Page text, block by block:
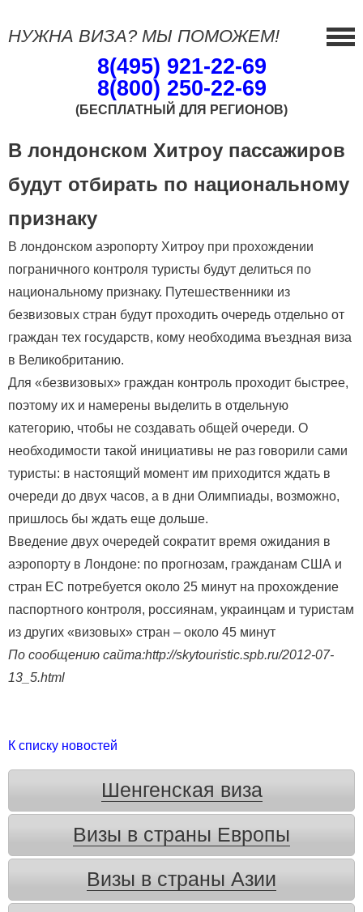
НУЖНА ВИЗА? МЫ ПОМОЖЕМ!
8(495) 921-22-69
8(800) 250-22-69
(БЕСПЛАТНЫЙ ДЛЯ РЕГИОНОВ)
В лондонском Хитроу пассажиров
будут отбирать по национальному
признаку
В лондонском аэропорту Хитроу при прохождении
пограничного контроля туристы будут делиться по
национальному признаку. Путешественники из
безвизовых стран будут проходить очередь отдельно от
граждан тех государств, кому необходима въездная виза
в Великобританию.
Для «безвизовых» граждан контроль проходит быстрее,
поэтому их и намерены выделить в отдельную
категорию, чтобы не создавать общей очереди. О
необходимости такой инициативы не раз говорили сами
туристы: в настоящий момент им приходится ждать в
очереди до двух часов, а в дни Олимпиады, возможно,
пришлось бы ждать еще дольше.
Введение двух очередей сократит время ожидания в
аэропорту в Лондоне: по прогнозам, гражданам США и
стран ЕС потребуется около 25 минут на прохождение
паспортного контроля, россиянам, украинцам и туристам
из других «визовых» стран – около 45 минут
По сообщению сайта:http://skytouristic.spb.ru/2012-07-
13_5.html
К списку новостей
Шенгенская виза
Визы в страны Европы
Визы в страны Азии